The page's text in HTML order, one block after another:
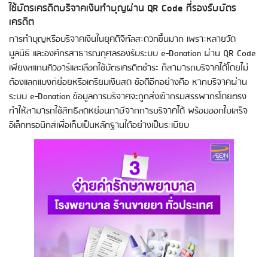
ใช้บัตรเครดิตบริจาคเงินทำบุญผ่าน QR Code ที่รองรับบัตร
เครดิต
การทำบุญหรือบริจาคเงินในยุคดิจิทัลสะดวกขึ้นมาก เพราะหลายวัด
มูลนิธิ และองค์กรสาธารณกุศลรองรับระบบ e-Donation ผ่าน QR Code
เพียงสแกนคิวอาร์และเลือกใช้บัตรเครดิตชำระ ก็สามารถบริจาคได้โดยไม่
ต้องแลกแบงก์ย่อยหรือเตรียมเงินสด ข้อดีอีกอย่างคือ หากบริจาคผ่าน
ระบบ e-Donation ข้อมูลการบริจาคจะถูกส่งเข้ากรมสรรพากรโดยตรง
ทำให้สามารถใช้สิทธิลดหย่อนภาษีจากการบริจาคได้ พร้อมออกใบเสร็จ
อิเล็กทรอนิกส์เพื่อเก็บเป็นหลักฐานได้อย่างเป็นระเบียบ